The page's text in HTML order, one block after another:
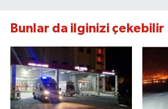
Bunlar da ilginizi çekebilir